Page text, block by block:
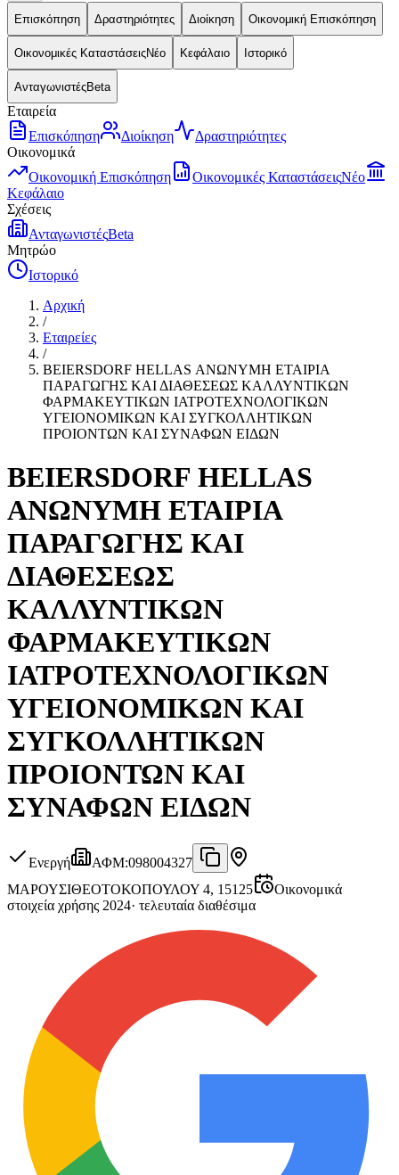
Επισκόπηση Δραστηριότητες Διοίκηση Οικονομική Επισκόπηση
Οικονομικές ΚαταστάσειςΝέο Κεφάλαιο Ιστορικό
ΑνταγωνιστέςBeta
Εταιρεία
Επισκόπηση
Διοίκηση
Δραστηριότητες
Οικονομικά
Οικονομική Επισκόπηση
Οικονομικές ΚαταστάσειςΝέο
Κεφάλαιο
Σχέσεις
ΑνταγωνιστέςBeta
Μητρώο
Ιστορικό
Αρχική
/
Εταιρείες
/
BEIERSDORF HELLAS ΑΝΩΝΥΜΗ ΕΤΑΙΡΙΑ
ΠΑΡΑΓΩΓΗΣ ΚΑΙ ΔΙΑΘΕΣΕΩΣ ΚΑΛΛΥΝΤΙΚΩΝ
ΦΑΡΜΑΚΕΥΤΙΚΩΝ ΙΑΤΡΟΤΕΧΝΟΛΟΓΙΚΩΝ
ΥΓΕΙΟΝΟΜΙΚΩΝ ΚΑΙ ΣΥΓΚΟΛΛΗΤΙΚΩΝ
ΠΡΟΙΟΝΤΩΝ ΚΑΙ ΣΥΝΑΦΩΝ ΕΙΔΩΝ
BEIERSDORF HELLAS
ΑΝΩΝΥΜΗ ΕΤΑΙΡΙΑ
ΠΑΡΑΓΩΓΗΣ ΚΑΙ
ΔΙΑΘΕΣΕΩΣ
ΚΑΛΛΥΝΤΙΚΩΝ
ΦΑΡΜΑΚΕΥΤΙΚΩΝ
ΙΑΤΡΟΤΕΧΝΟΛΟΓΙΚΩΝ
ΥΓΕΙΟΝΟΜΙΚΩΝ ΚΑΙ
ΣΥΓΚΟΛΛΗΤΙΚΩΝ
ΠΡΟΙΟΝΤΩΝ ΚΑΙ
ΣΥΝΑΦΩΝ ΕΙΔΩΝ
Ενεργή ΑΦΜ:098004327
ΜΑΡΟΥΣΙΘΕΟΤΟΚΟΠΟΥΛΟΥ 4, 15125
Οικονομικά
στοιχεία χρήσης 2024· τελευταία διαθέσιμα